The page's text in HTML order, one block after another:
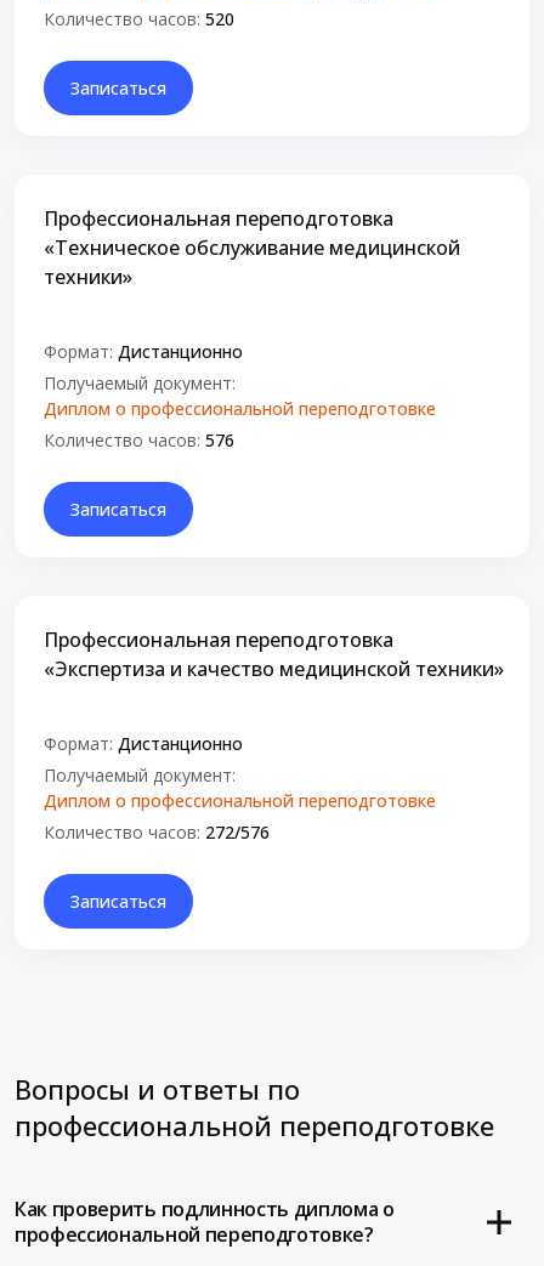
Количество часов: 520
Записаться
Профессиональная переподготовка
«Техническое обслуживание медицинской
техники»
Формат: Дистанционно
Получаемый документ:
Диплом о профессиональной переподготовке
Количество часов: 576
Записаться
Профессиональная переподготовка
«Экспертиза и качество медицинской техники»
Формат: Дистанционно
Получаемый документ:
Диплом о профессиональной переподготовке
Количество часов: 272/576
Записаться
Вопросы и ответы по
профессиональной переподготовке
Как проверить подлинность диплома о
профессиональной переподготовке?